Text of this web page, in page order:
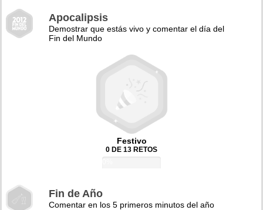
Apocalipsis
Demostrar que estás vivo y comentar el día del
Fin del Mundo
Festivo
0 DE 13 RETOS
Fin de Año
Comentar en los 5 primeros minutos del año